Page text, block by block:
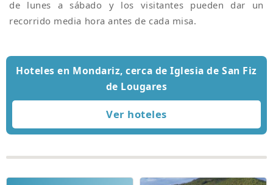
de lunes a sábado y los visitantes pueden dar un
recorrido media hora antes de cada misa.
Hoteles en Mondariz, cerca de Iglesia de San Fiz
de Lougares